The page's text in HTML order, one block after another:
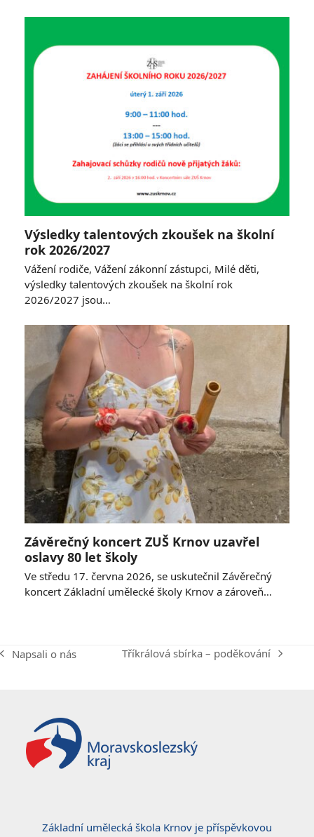
Výsledky talentových zkoušek na školní
rok 2026/2027
Vážení rodiče, Vážení zákonní zástupci, Milé děti,
výsledky talentových zkoušek na školní rok
2026/2027 jsou…
Závěrečný koncert ZUŠ Krnov uzavřel
oslavy 80 let školy
Ve středu 17. června 2026, se uskutečnil Závěrečný
koncert Základní umělecké školy Krnov a zároveň…
previous
Napsali o nás
next
Tříkrálová sbírka – poděkování
Základní umělecká škola Krnov je příspěvkovou